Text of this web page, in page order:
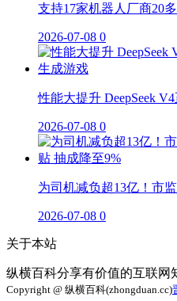
支持17家机器人厂商20
2026-07-08 0
性能大提升 DeepSeek
2026-07-08 0
为司机减负超13亿！市
2026-07-08 0
关于本站
纵横百科分享有价值的互联网
Copyright @ 纵横百科(zhongduan.cc)